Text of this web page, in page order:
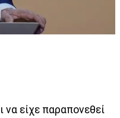
είχε παραπονεθεί